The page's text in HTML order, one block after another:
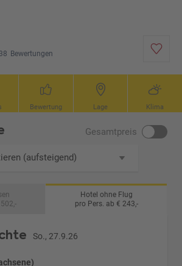
38 Bewertungen
Bewertung Lage Klima
Gesamtpreis
(aufsteigend)
Hotel ohne Flug
pro Pers. ab € 243,-
So., 27.9.26